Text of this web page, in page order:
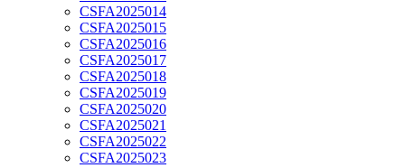
CSFA2025014
CSFA2025015
CSFA2025016
CSFA2025017
CSFA2025018
CSFA2025019
CSFA2025020
CSFA2025021
CSFA2025022
CSFA2025023